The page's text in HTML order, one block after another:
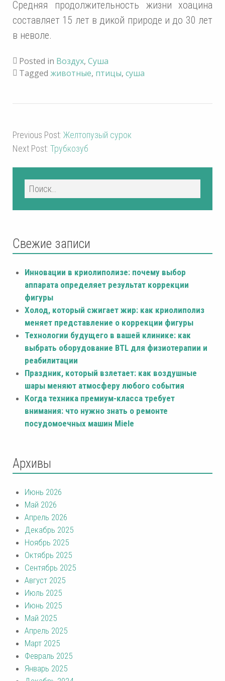
Средняя продолжительность жизни хоацина
составляет 15 лет в дикой природе и до 30 лет
в неволе.
Posted in Воздух, Суша
Tagged животные, птицы, суша
Previous Post: Желтопузый сурок
Next Post: Трубкозуб
Свежие записи
Инновации в криолиполизе: почему выбор
аппарата определяет результат коррекции
фигуры
Холод, который сжигает жир: как криолиполиз
меняет представление о коррекции фигуры
Технологии будущего в вашей клинике: как
выбрать оборудование BTL для физиотерапии и
реабилитации
Праздник, который взлетает: как воздушные
шары меняют атмосферу любого события
Когда техника премиум-класса требует
внимания: что нужно знать о ремонте
посудомоечных машин Miele
Архивы
Июнь 2026
Май 2026
Апрель 2026
Декабрь 2025
Ноябрь 2025
Октябрь 2025
Сентябрь 2025
Август 2025
Июль 2025
Июнь 2025
Май 2025
Апрель 2025
Март 2025
Февраль 2025
Январь 2025